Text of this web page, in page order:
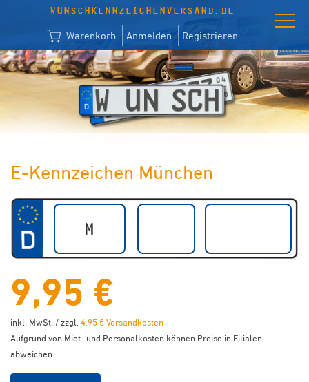
WUNSCHKENNZEICHENVERSAND.DE
Warenkorb Anmelden Registrieren
E-Kennzeichen München
9,95 €
inkl. MwSt. / zzgl. 4,95 € Versandkosten
Aufgrund von Miet- und Personalkosten können Preise in Filialen
abweichen.